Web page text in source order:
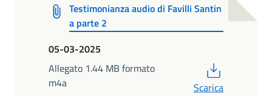
Testimonianza audio di Favilli Santin
a parte 2
05-03-2025
Allegato 1.44 MB formato
m4a
Scarica